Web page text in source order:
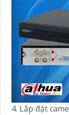
4. Lắp đặt